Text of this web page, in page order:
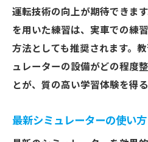
運転技術の向上が期待できま
を用いた練習は、実車での練
方法としても推奨されます。
ュレーターの設備がどの程度
とが、質の高い学習体験を得
最新シミュレーターの使い